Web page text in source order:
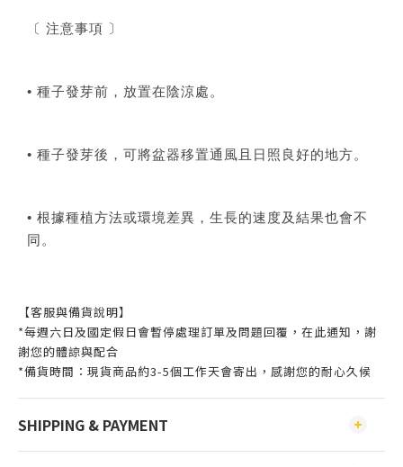
〔 注意事項 〕
• 種子發芽前，放置在陰涼處。
• 種子發芽後，可將盆器移置通風且日照良好的地方。
• 根據種植方法或環境差異，生長的速度及結果也會不
同。
【客服與備貨說明】
*每週六日及國定假日會暫停處理訂單及問題回覆，在此通知，謝
謝您的體諒與配合
*備貨時間：現貨商品約3-5個工作天會寄出，感謝您的耐心久候
SHIPPING & PAYMENT